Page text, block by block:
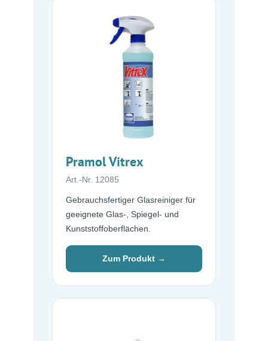
Pramol Vitrex
Art.-Nr. 12085
Gebrauchsfertiger Glasreiniger für
geeignete Glas-, Spiegel- und
Kunststoffoberflächen.
Zum Produkt →